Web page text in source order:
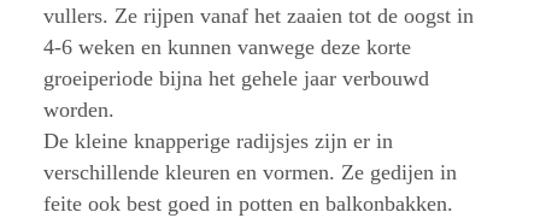
vullers. Ze rijpen vanaf het zaaien tot de oogst in
4-6 weken en kunnen vanwege deze korte
groeiperiode bijna het gehele jaar verbouwd
worden.
De kleine knapperige radijsjes zijn er in
verschillende kleuren en vormen. Ze gedijen in
feite ook best goed in potten en balkonbakken.